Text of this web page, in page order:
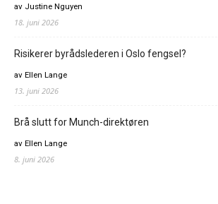
av Justine Nguyen
18. juni 2026
Risikerer byrådslederen i Oslo fengsel?
av Ellen Lange
13. juni 2026
Brå slutt for Munch-direktøren
av Ellen Lange
8. juni 2026